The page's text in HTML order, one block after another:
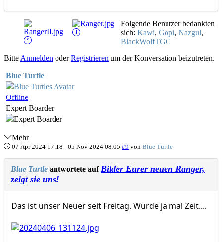
Folgende Benutzer bedankten
sich: Kawi, Gopi, Nazgul,
BlackWolfTGC
Bitte Anmelden oderRegistrieren um der Konversation beizutreten.
Blue Turtle
Offline
Expert Boarder
Mehr
07 Apr 2024 17:18 - 05 Nov 2024 08:05 #9 von Blue Turtle
Blue Turtle antwortete aufBilder Eurer neuen Ranger,
zeigt sie uns!
Das ist unser Neuer seit Freitag. Wurde ja mal Zeit....